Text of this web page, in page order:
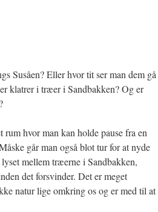
Susåen? Eller hvor tit ser man dem gå
klatrer i træer i Sandbakken? Og er
hvor man kan holde pause fra en
går man også blot tur for at nyde
mellem træerne i Sandbakken,
det forsvinder. Det er meget
natur lige omkring os og er med til at